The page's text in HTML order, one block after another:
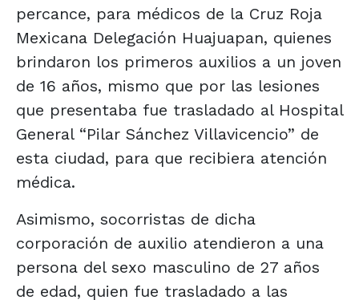
percance, para médicos de la Cruz Roja
Mexicana Delegación Huajuapan, quienes
brindaron los primeros auxilios a un joven
de 16 años, mismo que por las lesiones
que presentaba fue trasladado al Hospital
General “Pilar Sánchez Villavicencio” de
esta ciudad, para que recibiera atención
médica.
Asimismo, socorristas de dicha
corporación de auxilio atendieron a una
persona del sexo masculino de 27 años
de edad, quien fue trasladado a las